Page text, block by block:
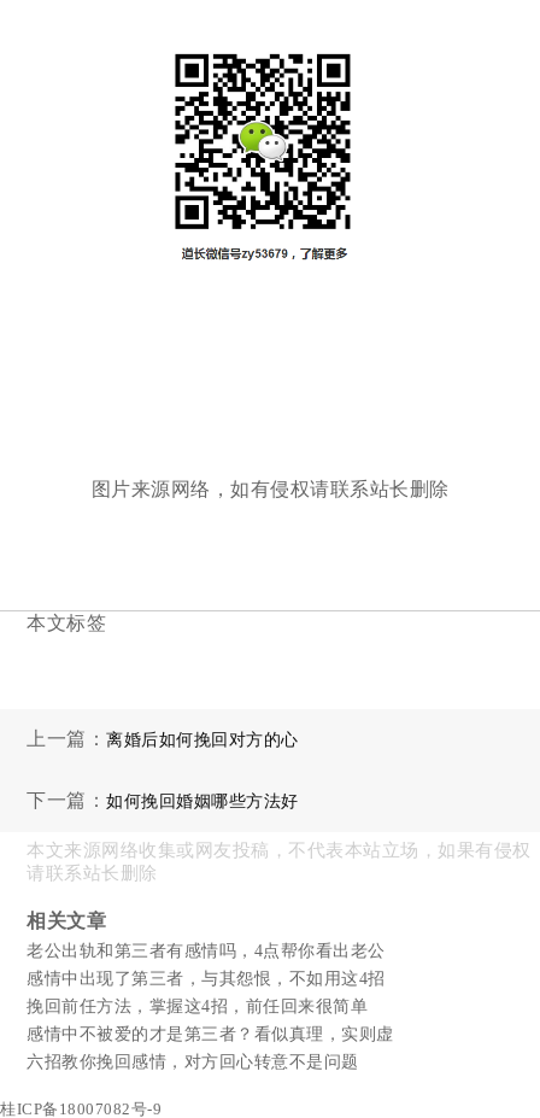
图片来源网络，如有侵权请联系站长删除
本文标签
上一篇：离婚后如何挽回对方的心
下一篇：如何挽回婚姻哪些方法好
本文来源网络收集或网友投稿，不代表本站立场，如果有侵权
请联系站长删除
相关文章
老公出轨和第三者有感情吗，4点帮你看出老公
感情中出现了第三者，与其怨恨，不如用这4招
挽回前任方法，掌握这4招，前任回来很简单
感情中不被爱的才是第三者？看似真理，实则虚
六招教你挽回感情，对方回心转意不是问题
桂ICP备18007082号-9